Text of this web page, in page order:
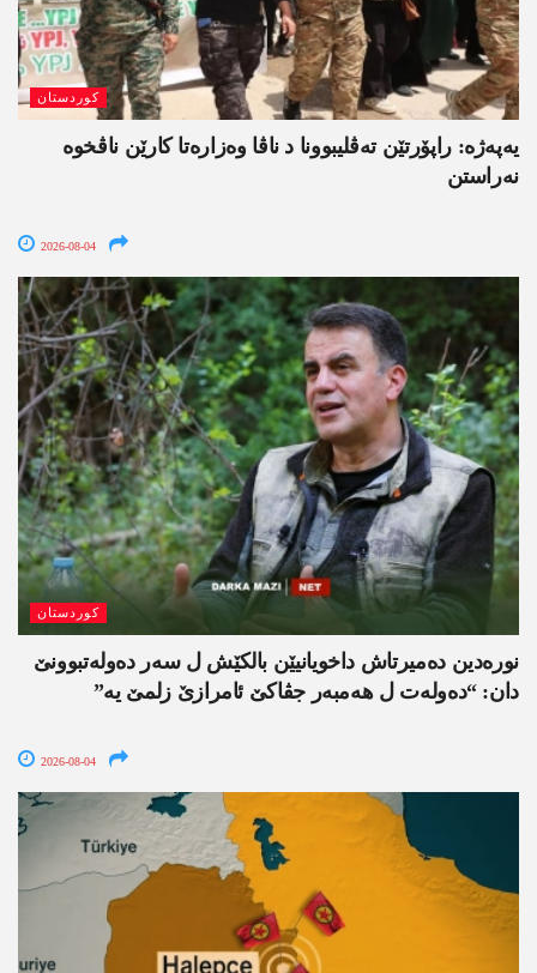
کوردستان
یەپەژە: راپۆرتێن تەڤلیبوونا د ناڤا وەزارەتا کارێن ناڤخوە
نەراستن
2026-08-04
کوردستان
نورەدین دەمیرتاش داخویانیێن بالکێش ل سەر دەولەتبوونێ
دان: “دەولەت ل ھەمبەر جڤاکێ ئامرازێ زلمێ یە”
2026-08-04